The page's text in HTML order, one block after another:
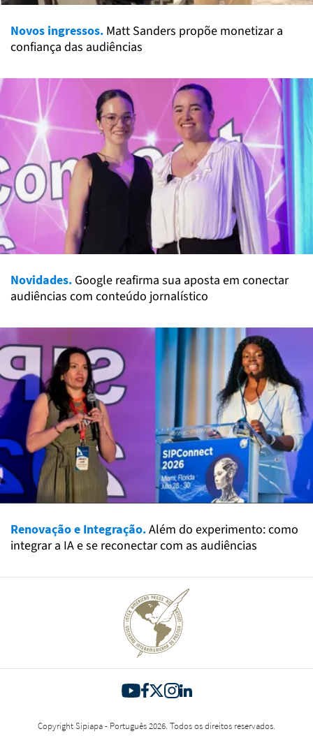
Novos ingressos. Matt Sanders propõe monetizar a
confiança das audiências
Novidades. Google reafirma sua aposta em conectar
audiências com conteúdo jornalístico
Renovação e Integração.Além do experimento: como
integrar a IA e se reconectar com as audiências
Copyright Sipiapa - Português 2026. Todos os direitos reservados.